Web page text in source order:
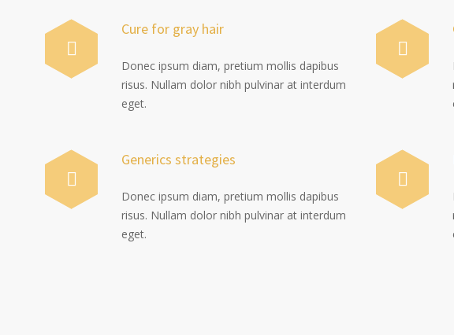
Cure for gray hair
Donec ipsum diam, pretium mollis dapibus
risus. Nullam dolor nibh pulvinar at interdum
eget.
Generics strategies
Donec ipsum diam, pretium mollis dapibus
risus. Nullam dolor nibh pulvinar at interdum
eget.